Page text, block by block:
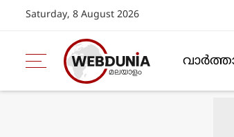
Saturday, 8 August 2026